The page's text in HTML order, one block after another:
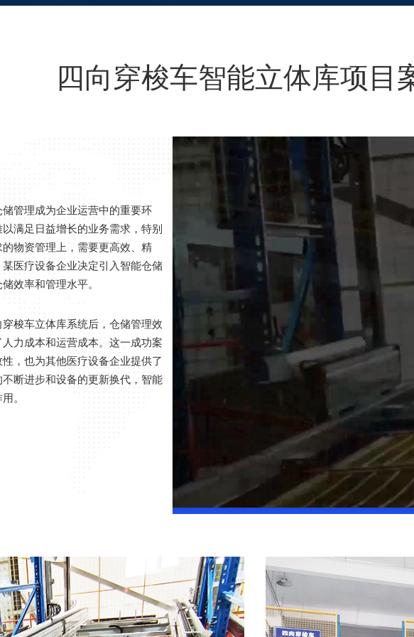
四向穿梭车智能立体库项目
管理成为企业运营中的重要环
满足日益增长的业务需求，特别
物资管理上，需要更高效、精
医疗设备企业决定引入智能仓储
效率和管理水平。
梭车立体库系统后，仓储管理效
力成本和运营成本。这一成功案
，也为其他医疗设备企业提供了
断进步和设备的更新换代，智能
。